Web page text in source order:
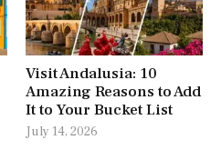
Visit Andalusia: 10
Amazing Reasons to Add
It to Your Bucket List
July 14, 2026